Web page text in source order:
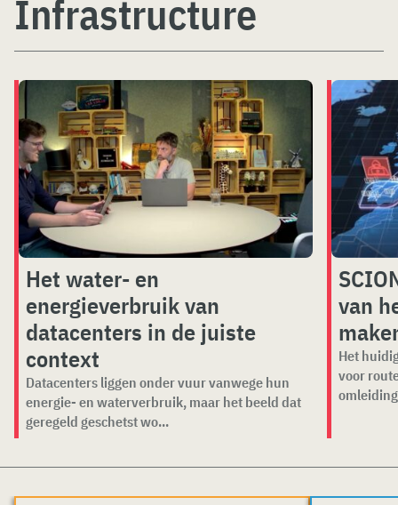
Infrastructure
Het water- en
energieverbruik van
datacenters in de juiste
context
Datacenters liggen onder vuur vanwege hun
energie- en waterverbruik, maar het beeld dat
geregeld geschetst wo...
van
Het
voor